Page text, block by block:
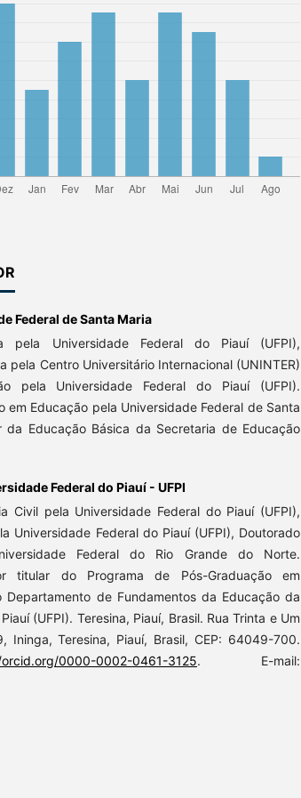
Federal de Santa Maria
pela Universidade Federal do Piauí (UFPI),
pela Centro Universitário Internacional (UNINTER)
pela Universidade Federal do Piauí (UFPI).
em Educação pela Universidade Federal de Santa
da Educação Básica da Secretaria de Educação
Federal do Piauí - UFPI
Civil pela Universidade Federal do Piauí (UFPI),
Universidade Federal do Piauí (UFPI), Doutorado
Federal do Rio Grande do Norte.
titular do Programa de Pós-Graduação em
Departamento de Fundamentos da Educação da
(UFPI). Teresina, Piauí, Brasil. Rua Trinta e Um
Ininga, Teresina, Piauí, Brasil, CEP: 64049-700.
0000-0002-0461-3125. E-mail: